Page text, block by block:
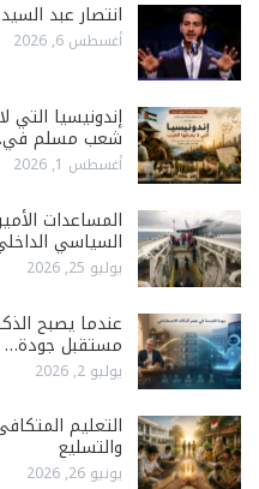
انتصار عبد
أغسطس 6, 2026
إندونيسيا
شعب مسلم
أغسطس 1, 2026
المساعدات
السياسي
يوليو 25, 2026
عندما يصبح
مستقبل جودة…
يوليو 2, 2026
التعليم
والتسليع
يونيو 26, 2026